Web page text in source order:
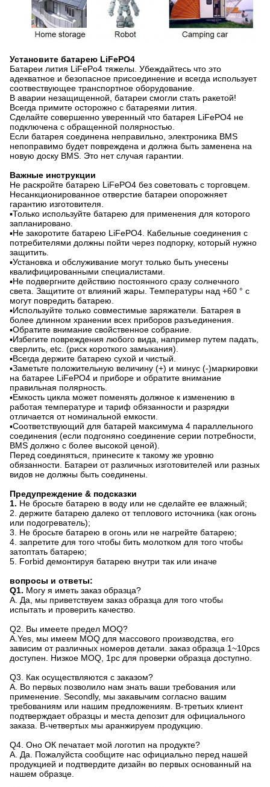
Установите батарею LiFePO4
Батареи лития LiFePo4 тяжелы. Убеждайтесь что это
адекватное и безопасное присоединение и всегда использует
соотвествующее транспортное оборудование.
В аварии незащищенной, батареи смогли стать ракетой!
Всегда примите осторожно с батареями лития.
Сделайте совершенно уверенный что батарея LiFePO4 не
подключена с обращенной полярностью.
Если батарея соединена неправильно, электроника BMS
непоправимо будет повреждена и должна быть заменена на
новую доску BMS. Это нет случая гарантии.
Важные инструкции
Не раскройте батарею LiFePO4 без советовать с торговцем.
Несанкционированное отверстие батареи опорожняет
гарантию изготовителя.
▪Только используйте батарею для применения для которого
запланировано.
▪Не закоротите батарею LiFePO4. Кабельные соединения с
потребителями должны пойти через подпорку, который нужно
защитить.
▪Установка и обслуживание могут только быть унесены
квалифицированными специалистами.
▪Не подвергните действию постоянного сразу солнечного
света. Защитите от влияний жары. Температуры над +60 ° c
могут повредить батарею.
▪Используйте только совместимые заряжатели. Батарея в
более длинном хранении всех приборов разъединения.
▪Обратите внимание свойственное собрание.
▪Избегите повреждения любого вида, например путем падать,
сверлить, etc. (риск короткого замыкания).
▪Всегда держите батарею сухой и чистый.
▪Заметьте положительную величину (+) и минус (-)маркировки
на батарее LiFePO4 и приборе и обратите внимание
правильная полярность.
▪Емкость цикла может поменять должное к изменению в
работая температуре и тариф обязанности и разрядки
отличается от номинальной емкости.
▪Соответствующий для батарей максимума 4 параллельного
соединения (если подгоняно соединение серии потребности,
BMS должно с более высокой ценой).
Перед соединяться, принесите к такому же уровню
обязанности. Батареи от различных изготовителей или разных
видов не должны быть соединены.
Предупреждение & подсказки
1. Не бросьте батарею в воду или не сделайте ее влажный;
2. держите батарею далеко от теплового источника (как огонь
или подогреватель);
3. Не бросьте батарею в огонь или не нагрейте батарею;
4. запретите для того чтобы бить молотком для того чтобы
затоптать батарею;
5. Forbid демонтируя батарею внутри так или иначе
вопросы и ответы:
Q1. Могу я иметь заказ образца?
A. Да, мы приветствуем заказ образца для того чтобы
испытать и проверить качество.
Q2. Вы имеете предел MOQ?
A.Yes, мы имеем MOQ для массового производства, его
зависим от различных номеров детали. заказ образца 1~10pcs
доступен. Низкое MOQ, 1pc для проверки образца доступно.
Q3. Как осуществляются с заказом?
A. Во первых позволило нам знать ваши требования или
применение. Secondly, мы закавычим согласно вашим
требованиям или нашим предложениям. В-третьих клиент
подтверждает образцы и места депозит для официального
заказа. В-четвертых мы аранжируем продукцию.
Q4. Оно ОК печатает мой логотип на продукте?
A. Да. Пожалуйста сообщите нас официально перед нашей
продукцией и подтвердите дизайн во первых основанный на
нашем образце.